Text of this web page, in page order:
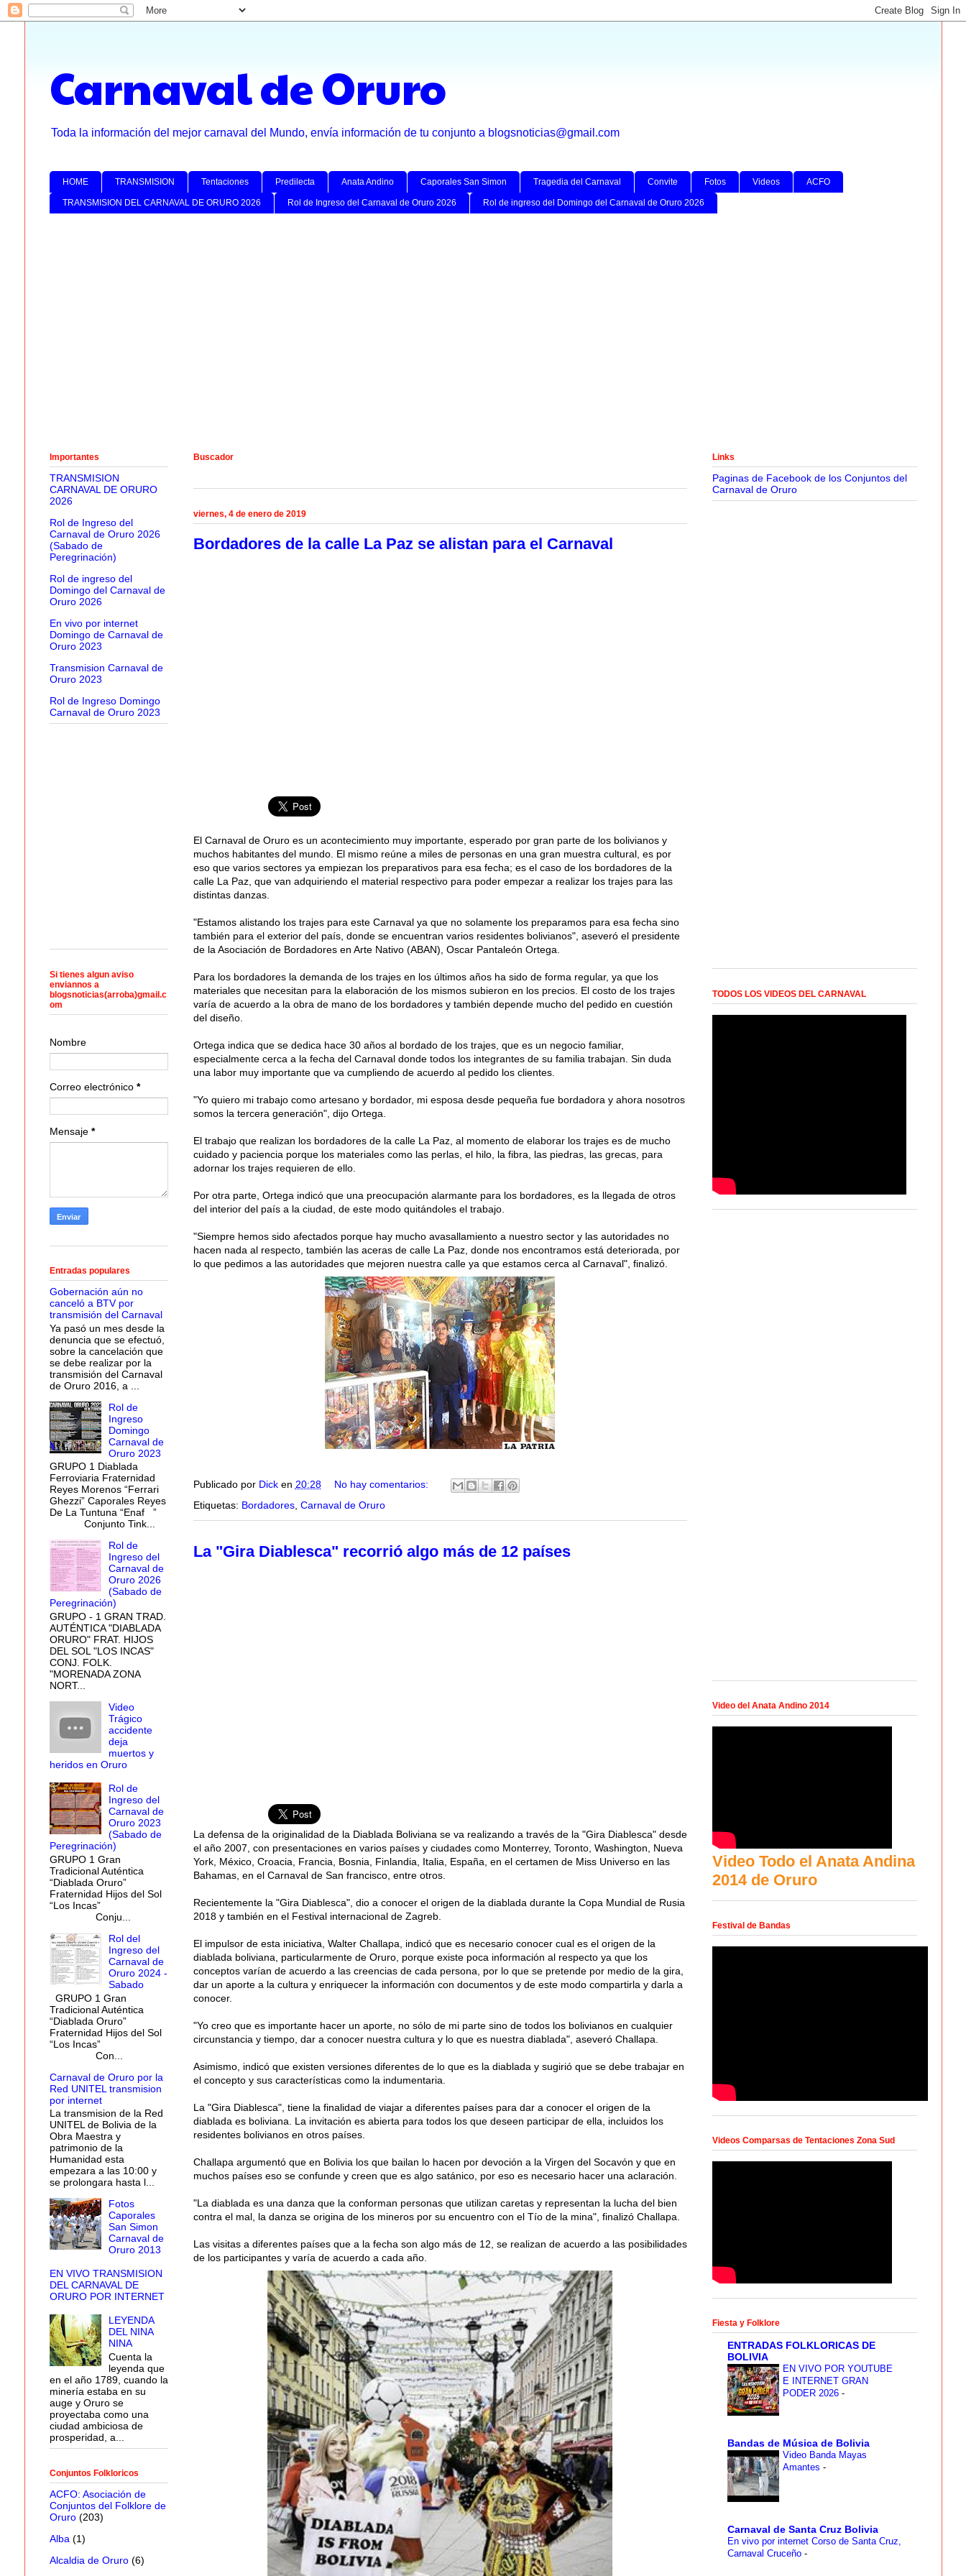
Carnaval de Oruro
Toda la información del mejor carnaval del Mundo, envía información de tu conjunto a blogsnoticias@gmail.com
HOME TRANSMISION Tentaciones Predilecta Anata Andino Caporales San Simon Tragedia del Carnaval Convite Fotos Videos ACFO
TRANSMISION DEL CARNAVAL DE ORURO 2026 Rol de Ingreso del Carnaval de Oruro 2026 Rol de ingreso del Domingo del Carnaval de Oruro 2026
Buscador
viernes, 4 de enero de 2019
Bordadores de la calle La Paz se alistan para el Carnaval
El Carnaval de Oruro es un acontecimiento muy importante, esperado por gran parte de los bolivianos y
muchos habitantes del mundo. El mismo reúne a miles de personas en una gran muestra cultural, es por
eso que varios sectores ya empiezan los preparativos para esa fecha; es el caso de los bordadores de la
calle La Paz, que van adquiriendo el material respectivo para poder empezar a realizar los trajes para las
distintas danzas.
"Estamos alistando los trajes para este Carnaval ya que no solamente los preparamos para esa fecha sino
también para el exterior del país, donde se encuentran varios residentes bolivianos", aseveró el presidente
de la Asociación de Bordadores en Arte Nativo (ABAN), Oscar Pantaleón Ortega.
Para los bordadores la demanda de los trajes en los últimos años ha sido de forma regular, ya que los
materiales que necesitan para la elaboración de los mismos subieron en los precios. El costo de los trajes
varía de acuerdo a la obra de mano de los bordadores y también depende mucho del pedido en cuestión
del diseño.
Ortega indica que se dedica hace 30 años al bordado de los trajes, que es un negocio familiar,
especialmente cerca a la fecha del Carnaval donde todos los integrantes de su familia trabajan. Sin duda
una labor muy importante que va cumpliendo de acuerdo al pedido los clientes.
"Yo quiero mi trabajo como artesano y bordador, mi esposa desde pequeña fue bordadora y ahora nosotros
somos la tercera generación", dijo Ortega.
El trabajo que realizan los bordadores de la calle La Paz, al momento de elaborar los trajes es de mucho
cuidado y paciencia porque los materiales como las perlas, el hilo, la fibra, las piedras, las grecas, para
adornar los trajes requieren de ello.
Por otra parte, Ortega indicó que una preocupación alarmante para los bordadores, es la llegada de otros
del interior del país a la ciudad, de este modo quitándoles el trabajo.
"Siempre hemos sido afectados porque hay mucho avasallamiento a nuestro sector y las autoridades no
hacen nada al respecto, también las aceras de calle La Paz, donde nos encontramos está deteriorada, por
lo que pedimos a las autoridades que mejoren nuestra calle ya que estamos cerca al Carnaval", finalizó.
Publicado por Dick en 20:28
No hay comentarios:
Etiquetas: Bordadores, Carnaval de Oruro
La "Gira Diablesca" recorrió algo más de 12 países
La defensa de la originalidad de la Diablada Boliviana se va realizando a través de la "Gira Diablesca" desde
el año 2007, con presentaciones en varios países y ciudades como Monterrey, Toronto, Washington, Nueva
York, México, Croacia, Francia, Bosnia, Finlandia, Italia, España, en el certamen de Miss Universo en las
Bahamas, en el Carnaval de San francisco, entre otros.
Recientemente la "Gira Diablesca", dio a conocer el origen de la diablada durante la Copa Mundial de Rusia
2018 y también en el Festival internacional de Zagreb.
El impulsor de esta iniciativa, Walter Challapa, indicó que es necesario conocer cual es el origen de la
diablada boliviana, particularmente de Oruro, porque existe poca información al respecto ya que los
conceptos varían de acuerdo a las creencias de cada persona, por lo que se pretende por medio de la gira,
dar un aporte a la cultura y enriquecer la información con documentos y de este modo compartirla y darla a
conocer.
"Yo creo que es importante hacer un aporte, no sólo de mi parte sino de todos los bolivianos en cualquier
circunstancia y tiempo, dar a conocer nuestra cultura y lo que es nuestra diablada", aseveró Challapa.
Asimismo, indicó que existen versiones diferentes de lo que es la diablada y sugirió que se debe trabajar en
el concepto y sus características como la indumentaria.
La "Gira Diablesca", tiene la finalidad de viajar a diferentes países para dar a conocer el origen de la
diablada es boliviana. La invitación es abierta para todos los que deseen participar de ella, incluidos los
residentes bolivianos en otros países.
Challapa argumentó que en Bolivia los que bailan lo hacen por devoción a la Virgen del Socavón y que en
muchos países eso se confunde y creen que es algo satánico, por eso es necesario hacer una aclaración.
"La diablada es una danza que la conforman personas que utilizan caretas y representan la lucha del bien
contra el mal, la danza se origina de los mineros por su encuentro con el Tío de la mina", finalizó Challapa.
Las visitas a diferentes países que a la fecha son algo más de 12, se realizan de acuerdo a las posibilidades
de los participantes y varía de acuerdo a cada año.
Importantes
TRANSMISION
CARNAVAL DE ORURO
2026
Rol de Ingreso del
Carnaval de Oruro 2026
(Sabado de
Peregrinación)
Rol de ingreso del
Domingo del Carnaval de
Oruro 2026
En vivo por internet
Domingo de Carnaval de
Oruro 2023
Transmision Carnaval de
Oruro 2023
Rol de Ingreso Domingo
Carnaval de Oruro 2023
Si tienes algun aviso
enviannos a
blogsnoticias(arroba)gmail.c
om
Nombre
Correo electrónico *
Mensaje *
Entradas populares
Gobernación aún no
canceló a BTV por
transmisión del Carnaval
Ya pasó un mes desde la
denuncia que se efectuó,
sobre la cancelación que
se debe realizar por la
transmisión del Carnaval
de Oruro 2016, a ...
Rol de
Ingreso
Domingo
Carnaval de
Oruro 2023
GRUPO 1 Diablada
Ferroviaria Fraternidad
Reyes Morenos “Ferrari
Ghezzi” Caporales Reyes
De La Tuntuna “Enaf ”
Conjunto Tink...
Rol de
Ingreso del
Carnaval de
Oruro 2026
(Sabado de
Peregrinación)
GRUPO - 1 GRAN TRAD.
AUTÉNTICA "DIABLADA
ORURO" FRAT. HIJOS
DEL SOL "LOS INCAS"
CONJ. FOLK.
"MORENADA ZONA
NORT...
Video
Trágico
accidente
deja
muertos y
heridos en Oruro
Rol de
Ingreso del
Carnaval de
Oruro 2023
(Sabado de
Peregrinación)
GRUPO 1 Gran
Tradicional Auténtica
“Diablada Oruro”
Fraternidad Hijos del Sol
“Los Incas”
Conju...
Rol del
Ingreso del
Carnaval de
Oruro 2024 -
Sabado
GRUPO 1 Gran
Tradicional Auténtica
“Diablada Oruro”
Fraternidad Hijos del Sol
“Los Incas”
Con...
Carnaval de Oruro por la
Red UNITEL transmision
por internet
La transmision de la Red
UNITEL de Bolivia de la
Obra Maestra y
patrimonio de la
Humanidad esta
empezara a las 10:00 y
se prolongara hasta l...
Fotos
Caporales
San Simon
Carnaval de
Oruro 2013
EN VIVO TRANSMISION
DEL CARNAVAL DE
ORURO POR INTERNET
LEYENDA
DEL NINA
NINA
Cuenta la
leyenda que
en el año 1789, cuando la
minería estaba en su
auge y Oruro se
proyectaba como una
ciudad ambiciosa de
prosperidad, a...
Conjuntos Folkloricos
ACFO: Asociación de
Conjuntos del Folklore de
Oruro (203)
Alba (1)
Alcaldia de Oruro (6)
Links
Paginas de Facebook de los Conjuntos del
Carnaval de Oruro
TODOS LOS VIDEOS DEL CARNAVAL
Video del Anata Andino 2014
Video Todo el Anata Andina
2014 de Oruro
Festival de Bandas
Videos Comparsas de Tentaciones Zona Sud
Fiesta y Folklore
ENTRADAS FOLKLORICAS DE
BOLIVIA
EN VIVO POR YOUTUBE
E INTERNET GRAN
PODER 2026 -
Bandas de Música de Bolivia
Video Banda Mayas
Amantes -
Carnaval de Santa Cruz Bolivia
En vivo por internet Corso de Santa Cruz,
Carnaval Cruceño -